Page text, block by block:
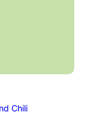
Chili